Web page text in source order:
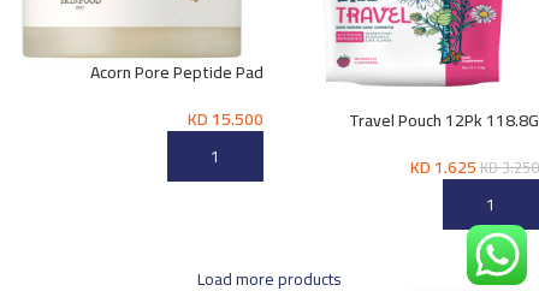
Travel Pouch 12Pk 118.8G
KD3.250
KD1.625
إضافة إلى السلة
Acorn Pore Peptide Pad
KD15.500
إضافة إلى السلة
Load more products